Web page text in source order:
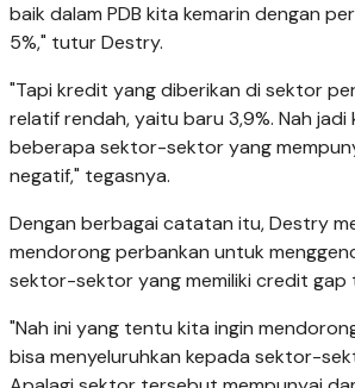
baik dalam PDB kita kemarin dengan
5%," tutur Destry.
"Tapi kredit yang diberikan di sektor
relatif rendah, yaitu baru 3,9%. Nah jadi
beberapa sektor-sektor yang
negatif," tegasnya.
Dengan berbagai catatan itu, Destry
mendorong perbankan untuk
sektor-sektor yang memiliki credit gap
"Nah ini yang tentu kita ingin
bisa menyeluruhkan kepada sektor-